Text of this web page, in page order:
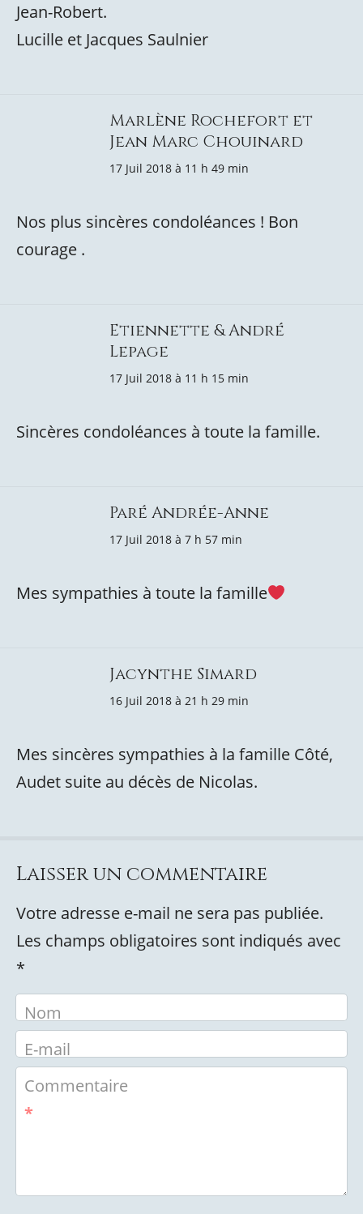
Jean-Robert.
Lucille et Jacques Saulnier
Marlène Rochefort et
Jean Marc Chouinard
17 Juil 2018 à 11 h 49 min
Nos plus sincères condoléances ! Bon
courage .
Etiennette & André
Lepage
17 Juil 2018 à 11 h 15 min
Sincères condoléances à toute la famille.
Paré Andrée-Anne
17 Juil 2018 à 7 h 57 min
Mes sympathies à toute la famille
Jacynthe Simard
16 Juil 2018 à 21 h 29 min
Mes sincères sympathies à la famille Côté,
Audet suite au décès de Nicolas.
Laisser un commentaire
Votre adresse e-mail ne sera pas publiée.
Les champs obligatoires sont indiqués avec
*
Nom
E-mail
Commentaire
*